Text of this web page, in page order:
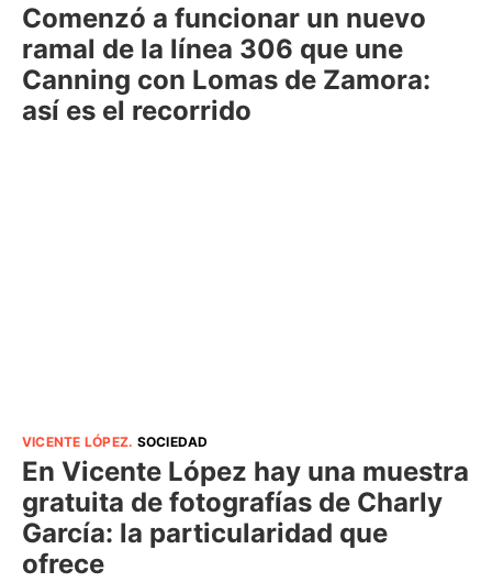
Comenzó a funcionar un nuevo
ramal de la línea 306 que une
Canning con Lomas de Zamora:
así es el recorrido
VICENTE LÓPEZ. SOCIEDAD
En Vicente López hay una muestra
gratuita de fotografías de Charly
García: la particularidad que
ofrece